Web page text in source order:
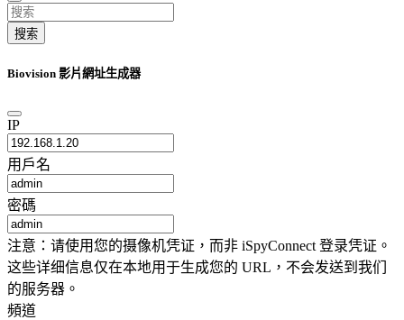
搜索
Biovision 影片網址生成器
IP
用戶名
密碼
注意：请使用您的摄像机凭证，而非 iSpyConnect 登录凭证。
这些详细信息仅在本地用于生成您的 URL，不会发送到我们
的服务器。
頻道